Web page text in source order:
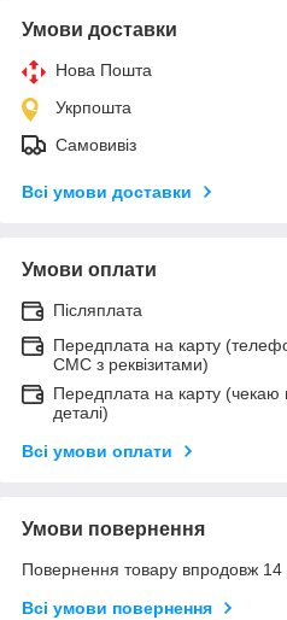
Умови доставки
Нова Пошта
Укрпошта
Самовивіз
Всі умови доставки
Умови оплати
Післяплата
Передплата на карту
СМС з реквізитами)
Передплата на карту (чекаю
деталі)
Всі умови оплати
Умови повернення
Повернення товару впродовж 14
Всі умови повернення